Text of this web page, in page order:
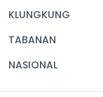
KLUNGKUNG
TABANAN
NASIONAL